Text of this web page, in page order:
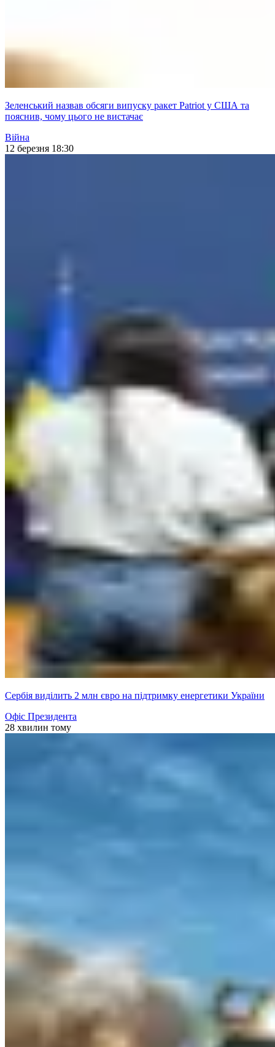
Зеленський назвав обсяги випуску ракет Patriot у США та
пояснив, чому цього не вистачає
Війна
12 березня 18:30
Сербія виділить 2 млн євро на підтримку енергетики України
Офіс Президента
28 хвилин тому